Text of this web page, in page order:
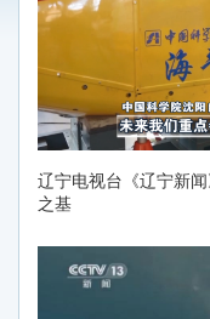
辽宁电视台《辽宁新
之基